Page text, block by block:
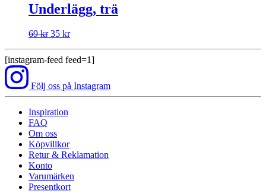
Underlägg, trä
69kr Det
priset
var:
35 krDet
priset
är:
[instagram-feed feed=1]
Följ oss på Instagram
Inspiration
FAQ
Om oss
Köpvillkor
Retur & Reklamation
Konto
Varumärken
Presentkort